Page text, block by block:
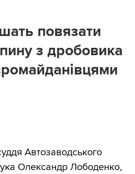
повязати
з дробовика
Автозаводського
Олександр Лободенко,